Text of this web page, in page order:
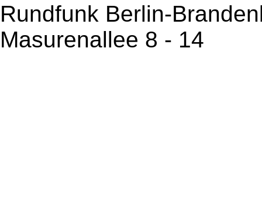
Rundfunk Berlin-
Masurenallee 8 - 14